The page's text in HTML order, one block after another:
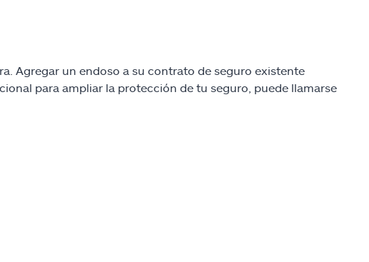
Agregar un endoso a su contrato de seguro existente
para ampliar la protección de tu seguro, puede llamarse